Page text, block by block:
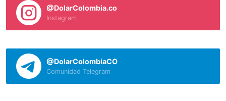
@DolarColombia.co
Instagram
@DolarColombiaCO
Comunidad Telegram